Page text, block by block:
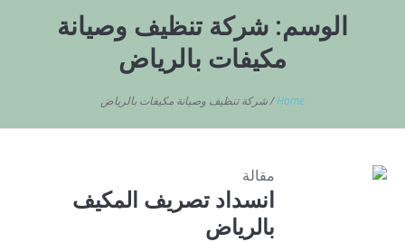
الوسم: شركة تنظيف وصيانة
مكيفات بالرياض
Home
/شركة تنظيف وصيانة مكيفات بالرياض
مقالة
انسداد تصريف المكيف
بالرياض